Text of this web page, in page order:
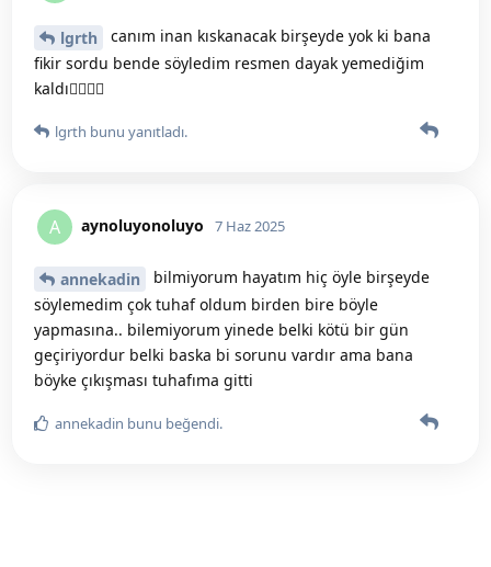
lgrth
canım inan kıskanacak birşeyde yok ki bana
fikir sordu bende söyledim resmen dayak yemediğim
kaldı🤦‍♀️🤦‍♀️
lgrth bunu yanıtladı.
A aynoluyonoluyo 7 Haz 2025
annekadin
bilmiyorum hayatım hiç öyle birşeyde
söylemedim çok tuhaf oldum birden bire böyle
yapmasına.. bilemiyorum yinede belki kötü bir gün
geçiriyordur belki baska bi sorunu vardır ama bana
böyke çıkışması tuhafıma gitti
annekadin bunu beğendi.